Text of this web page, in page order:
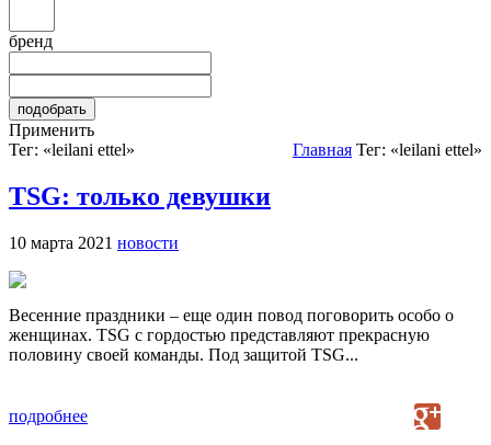
бренд
Применить
Тег: «leilani ettel»
Главная Тег: «leilani ettel»
TSG: только девушки
10 марта 2021 новости
Весенние праздники – еще один повод поговорить особо о
женщинах. TSG с гордостью представляют прекрасную
половину своей команды. Под защитой TSG...
подробнее